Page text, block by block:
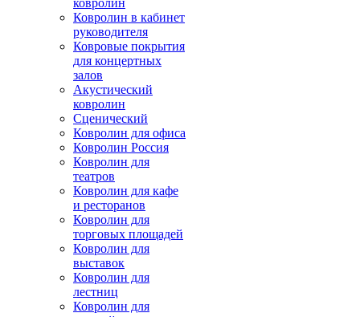
ковролин
Ковролин в кабинет
руководителя
Ковровые покрытия
для концертных
залов
Акустический
ковролин
Сценический
Ковролин для офиса
Ковролин Россия
Ковролин для
театров
Ковролин для кафе
и ресторанов
Ковролин для
торговых площадей
Ковролин для
выставок
Ковролин для
лестниц
Ковролин для